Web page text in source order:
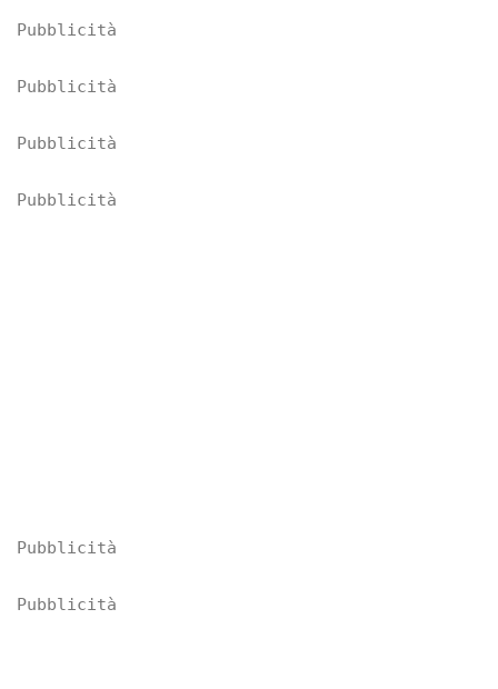
Pubblicità
Pubblicità
Pubblicità
Pubblicità
Pubblicità
Pubblicità